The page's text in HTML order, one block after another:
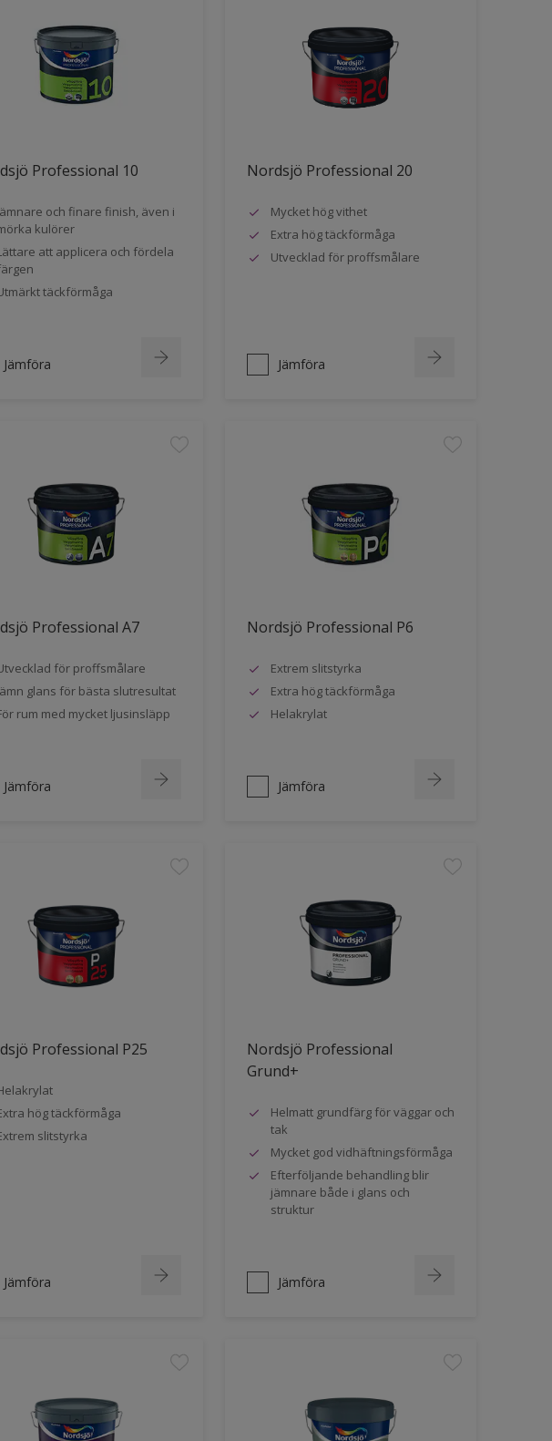
Professional 10
och finare finish, även i
kulörer
att applicera och fördela
täckförmåga
Jämföra
Nordsjö Professional 20
Mycket hög vithet
Extra hög täckförmåga
Utvecklad för proffsmålare
Jämföra
Professional A7
för proffsmålare
glans för bästa slutresultat
rum med mycket ljusinsläpp
Jämföra
Nordsjö Professional P6
Extrem slitstyrka
Extra hög täckförmåga
Helakrylat
Jämföra
Professional P25
hög täckförmåga
slitstyrka
Jämföra
Nordsjö Professional
Grund+
Helmatt grundfärg för väggar och
tak
Mycket god vidhäftningsförmåga
Efterföljande behandling blir
jämnare både i glans och
struktur
Jämföra